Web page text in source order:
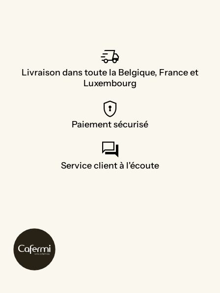
delivery_truck_speed
Livraison dans toute la Belgique, France et
Luxembourg
encrypted
Paiement sécurisé
forum
Service client à l'écoute